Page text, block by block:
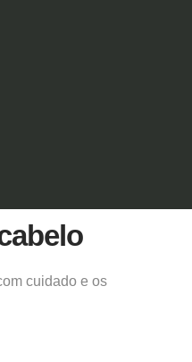
cuidado e os